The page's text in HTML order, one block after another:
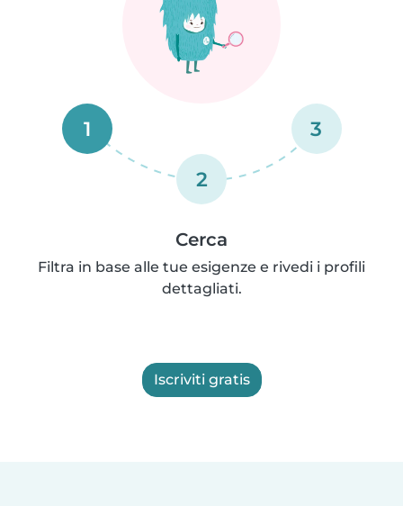
1
2
3
Cerca
Filtra in base alle tue esigenze e rivedi i profili
dettagliati.
Iscriviti gratis